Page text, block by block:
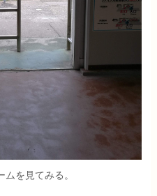
を見てみる。